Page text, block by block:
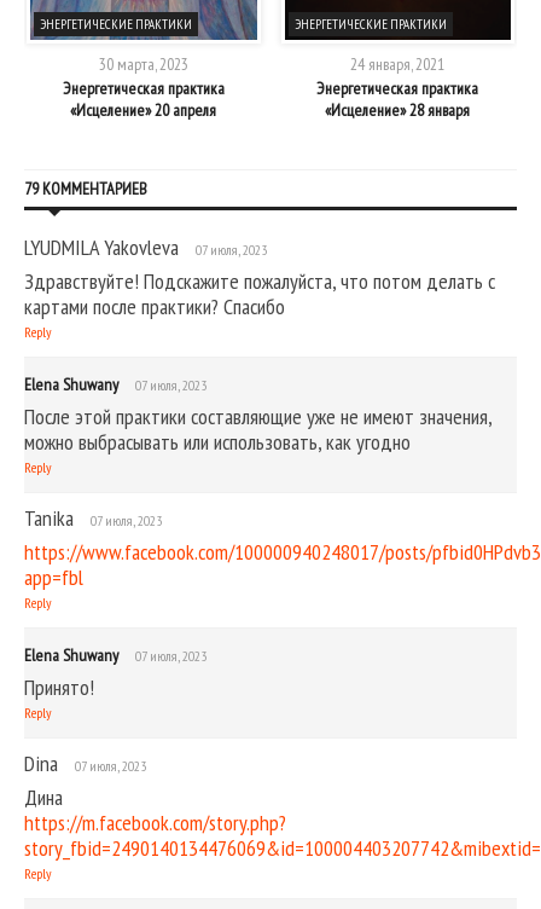
ЭНЕРГЕТИЧЕСКИЕ ПРАКТИКИ
30 марта, 2023
Энергетическая практика
«Исцеление» 20 апреля
ЭНЕРГЕТИЧЕСКИЕ ПРАКТИКИ
24 января, 2021
Энергетическая практика
«Исцеление» 28 января
79 КОММЕНТАРИЕВ
LYUDMILA Yakovleva 07 июля, 2023
Здравствуйте! Подскажите пожалуйста, что потом делать с
картами после практики? Спасибо
Reply
Elena Shuwany 07 июля, 2023
После этой практики составляющие уже не имеют значения,
можно выбрасывать или использовать, как угодно
Reply
Tanika 07 июля, 2023
https://www.facebook.com/100000940248017/posts/
app=fbl
Reply
Elena Shuwany 07 июля, 2023
Принято!
Reply
Dina 07 июля, 2023
Дина
https://m.facebook.com/story.php?
Reply